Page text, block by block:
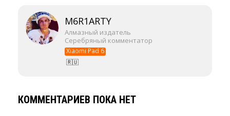
M6R1ARTY
Алмазный издатель
Серебряный комментатор
Xiaomi Pad 6
🇷🇺
КОММЕНТАРИЕВ ПОКА НЕТ